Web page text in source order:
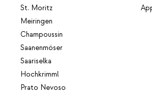
St. Moritz
Meiringen
Champoussin
Saanenmöser
Saariselka
Hochkrimml
Prato Nevoso